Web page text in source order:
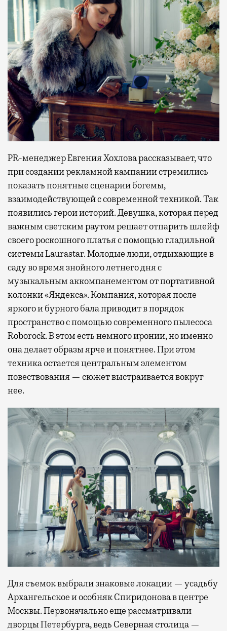
PR-менеджер Евгения Хохлова рассказывает, что
при создании рекламной кампании стремились
показать понятные сценарии богемы,
взаимодействующей с современной техникой. Так
появились герои историй. Девушка, которая перед
важным светским раутом решает отпарить шлейф
своего роскошного платья с помощью гладильной
системы Laurastar. Молодые люди, отдыхающие в
саду во время знойного летнего дня с
музыкальным аккомпанементом от портативной
колонки «Яндекса». Компания, которая после
яркого и бурного бала приводит в порядок
пространство с помощью современного пылесоса
Roborock. В этом есть немного иронии, но именно
она делает образы ярче и понятнее. При этом
техника остается центральным элементом
повествования — сюжет выстраивается вокруг
нее.
Для съемок выбрали знаковые локации — усадьбу
Архангельское и особняк Спиридонова в центре
Москвы. Первоначально еще рассматривали
дворцы Петербурга, ведь Северная столица —